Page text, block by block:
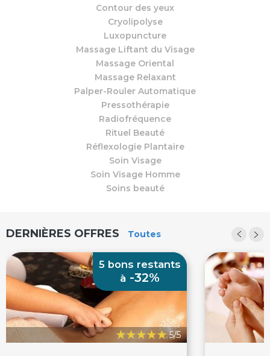
- Massages bien-être
Contour des yeux
Cryolipolyse
Luxopuncture
Massage Liftant du Visage
Massage Oriental
Massage Relaxant
Palper-Rouler Automatique
Pressothérapie
Radiofréquence
Rituel Beauté
Réflexologie Plantaire
Soin Visage
Soin Visage Homme
Soins beauté
DERNIÈRES OFFRES Toutes
5/5
5 bons restants
à -32%